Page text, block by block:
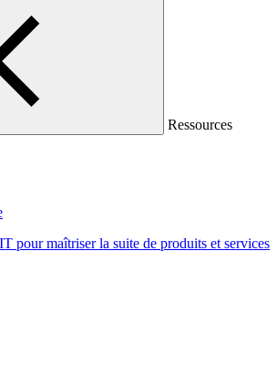
Ressources
pour maîtriser la suite de produits et services